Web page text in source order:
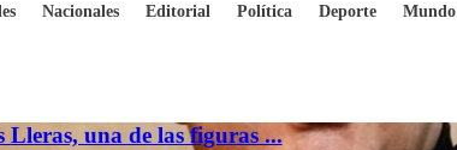
Nacionales Editorial Política Deporte Mundo
Lleras, una de las figuras ...